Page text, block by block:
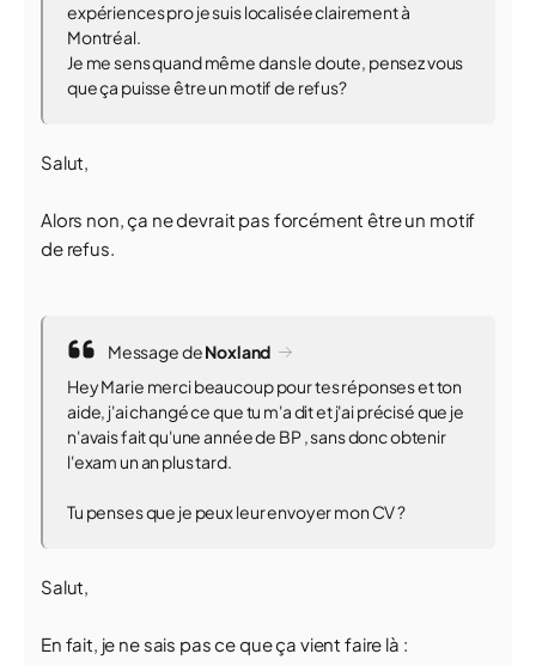
expériences pro je suis localisée clairement à
Montréal.
Je me sens quand même dans le doute, pensez vous
que ça puisse être un motif de refus?
Salut,
Alors non, ça ne devrait pas forcément être un motif
de refus.
Message deNoxland
Hey Marie merci beaucoup pour tes réponses et ton
aide, j'ai changé ce que tu m'a dit et j'ai précisé que je
n'avais fait qu'une année de BP , sans donc obtenir
l'exam un an plus tard.
Tu penses que je peux leur envoyer mon CV ?
Salut,
En fait, je ne sais pas ce que ça vient faire là :